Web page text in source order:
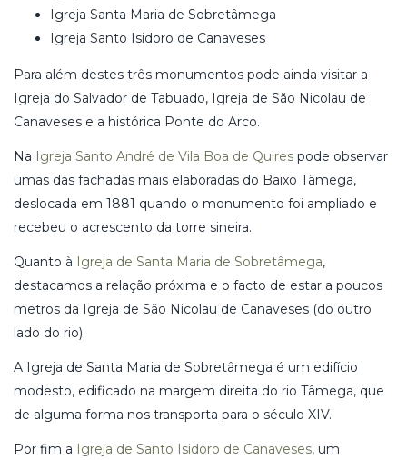
Igreja Santa Maria de Sobretâmega
Igreja Santo Isidoro de Canaveses
Para além destes três monumentos pode ainda visitar a
Igreja do Salvador de Tabuado, Igreja de São Nicolau de
Canaveses e a histórica Ponte do Arco.
Na Igreja Santo André de Vila Boa de Quires pode observar
umas das fachadas mais elaboradas do Baixo Tâmega,
deslocada em 1881 quando o monumento foi ampliado e
recebeu o acrescento da torre sineira.
Quanto à Igreja de Santa Maria de Sobretâmega,
destacamos a relação próxima e o facto de estar a poucos
metros da Igreja de São Nicolau de Canaveses (do outro
lado do rio).
A Igreja de Santa Maria de Sobretâmega é um edifício
modesto, edificado na margem direita do rio Tâmega, que
de alguma forma nos transporta para o século XIV.
Por fim a Igreja de Santo Isidoro de Canaveses, um